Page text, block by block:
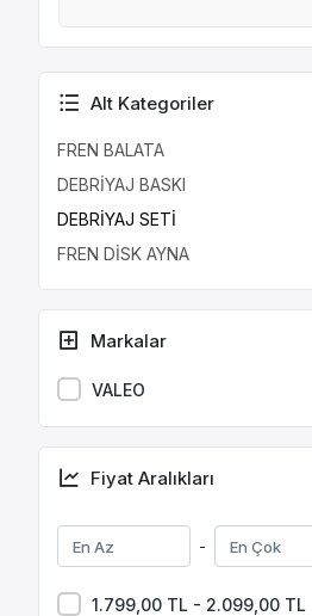
Alt Kategoriler
FREN BALATA
DEBRİYAJ BASKI
DEBRİYAJ SETİ
FREN DİSK AYNA
Markalar
VALEO
Fiyat Aralıkları
-
1.799,00 TL - 2.099,00 TL